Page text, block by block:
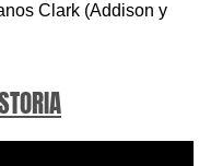
Clark (Addison y